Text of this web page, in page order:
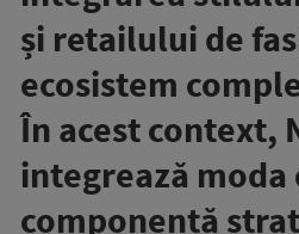
și retailului de
ecosistem
În acest context,
integrează moda
componentă